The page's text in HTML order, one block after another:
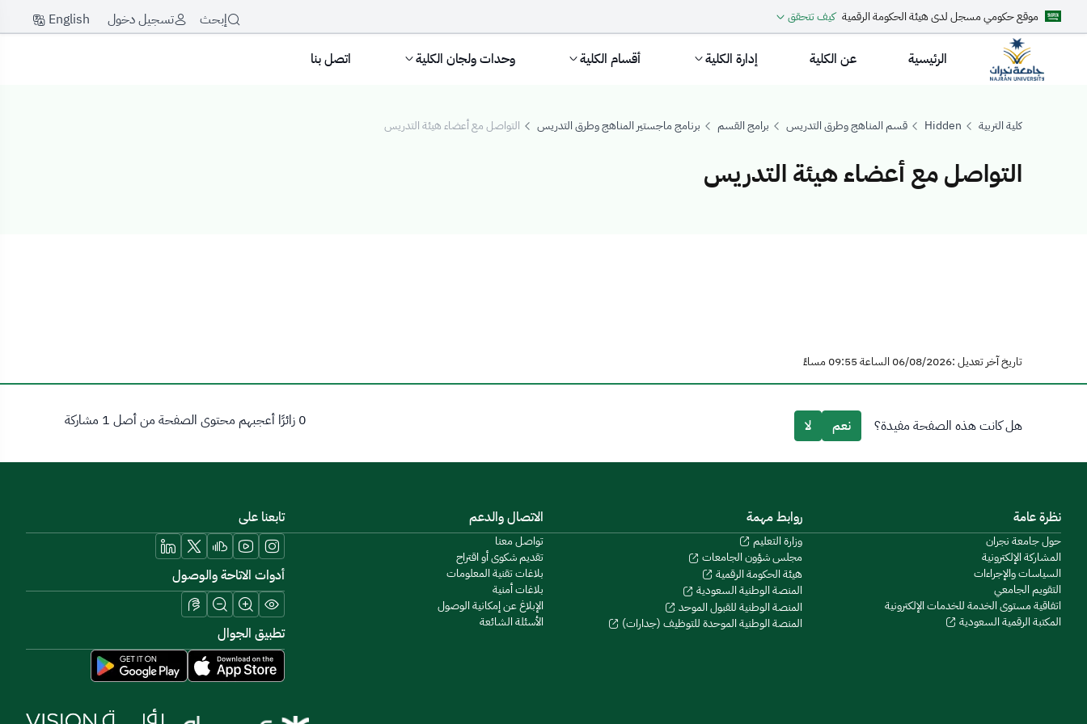
موقع حكومي مسجل لدى هيئة الحكومة الرقمية كيف تتحقق إبحث تسجيل دخول English
الرئيسية عن الكلية إدارة الكلية أقسام الكلية وحدات ولجان الكلية اتصل بنا
كلية التربية Hidden قسم المناهج وطرق التدريس برامج القسم برنامج ماجستير المناهج وطرق التدريس التواصل مع أعضاء هيئة التدريس
التواصل مع أعضاء هيئة التدريس
تاريخ آخر تعديل :06/08/2026 الساعة 09:55 مساءً
هل كانت هذه الصفحة مفيدة؟ نعم لا 0 زائرًا أعجبهم محتوى الصفحة من أصل 1 مشاركة
نظرة عامة
حول جامعة نجران
المشاركة الإلكترونية
السياسات والإجراءات
التقويم الجامعي
اتفاقية مستوى الخدمة للخدمات الإلكترونية
المكتبة الرقمية السعودية
روابط مهمة
وزارة التعليم
مجلس شؤون الجامعات
هيئة الحكومة الرقمية
المنصة الوطنية السعودية
المنصة الوطنية للقبول الموحد
المنصة الوطنية الموحدة للتوظيف (جدارات)
الاتصال والدعم
تواصل معنا
تقديم شكوى أو اقتراح
بلاغات تقنية المعلومات
بلاغات أمنية
الإبلاغ عن إمكانية الوصول
الأسئلة الشائعة
تابعنا على
أدوات الاتاحة والوصول
تطبيق الجوال